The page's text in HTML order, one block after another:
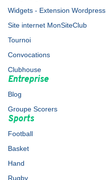
Widgets - Extension Wordpress
Site internet MonSiteClub
Tournoi
Convocations
Clubhouse
Entreprise
Blog
Groupe Scorers
Sports
Football
Basket
Hand
Rugby